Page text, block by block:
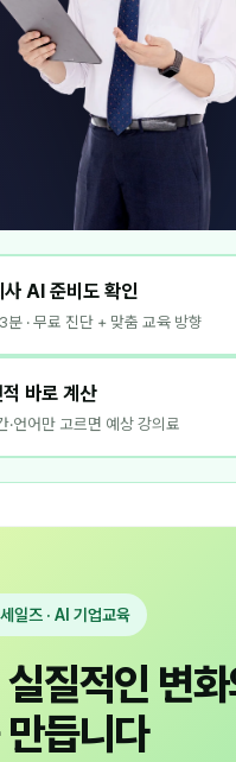
사 AI 준비도 확인
분 · 무료 진단 + 맞춤 교육 방향
바로 계산
·언어만 고르면 예상 강의료
일즈 · AI 기업교육
질적인 변
듭니다